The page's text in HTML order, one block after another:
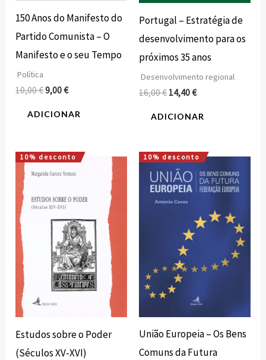
150 Anos do Manifesto do
Partido Comunista – O
Manifesto e o seu Tempo
Política
10,00€9,00€
ADICIONAR
Portugal – Estratégia de
desenvolvimento para os
próximos 35 anos
Desenvolvimento regional
16,00€ 14,40€
ADICIONAR
10% desconto
Estudos sobre o Poder
(Séculos XV-XVI)
O
preço
era:
10,00 €.
O
preço
é:
10% desconto
União Europeia – Os Bens
Comuns da Futura
O
preço
original
era:
12,00 €.
O
preço
atual
é: